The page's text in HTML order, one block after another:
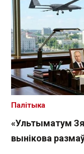
«Ультыматум
вынікова
Палітыка